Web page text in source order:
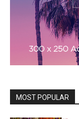
MOST POPULAR